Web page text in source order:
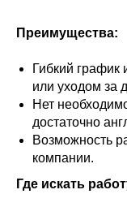
Преимущества:
Гибкий график
или уходом за
Нет
достаточно
Возможность
компании.
Где искать